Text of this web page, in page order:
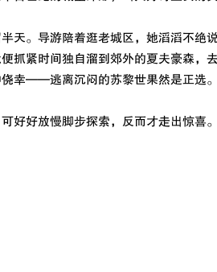
天。导游陪着逛老城区，她滔滔不绝
抓紧时间独自溜到郊外的夏夫豪森，
幸——逃离沉闷的苏黎世果然是正选。
好好放慢脚步探索，反而才走出惊喜。